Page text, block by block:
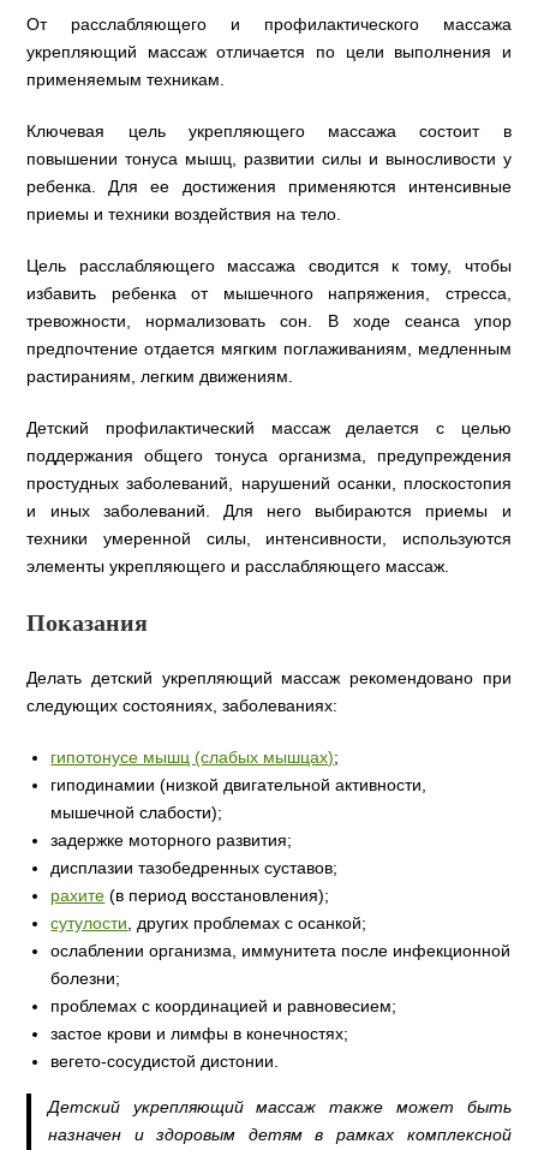
От расслабляющего и профилактического массажа
укрепляющий массаж отличается по цели выполнения и
применяемым техникам.
Ключевая цель укрепляющего массажа состоит в
повышении тонуса мышц, развитии силы и выносливости у
ребенка. Для ее достижения применяются интенсивные
приемы и техники воздействия на тело.
Цель расслабляющего массажа сводится к тому, чтобы
избавить ребенка от мышечного напряжения, стресса,
тревожности, нормализовать сон. В ходе сеанса упор
предпочтение отдается мягким поглаживаниям, медленным
растираниям, легким движениям.
Детский профилактический массаж делается с целью
поддержания общего тонуса организма, предупреждения
простудных заболеваний, нарушений осанки, плоскостопия
и иных заболеваний. Для него выбираются приемы и
техники умеренной силы, интенсивности, используются
элементы укрепляющего и расслабляющего массаж.
Показания
Делать детский укрепляющий массаж рекомендовано при
следующих состояниях, заболеваниях:
гипотонусе мышц (слабых мышцах);
гиподинамии (низкой двигательной активности,
мышечной слабости);
задержке моторного развития;
дисплазии тазобедренных суставов;
рахите (в период восстановления);
сутулости , других проблемах с осанкой;
ослаблении организма, иммунитета после инфекционной
болезни;
проблемах с координацией и равновесием;
застое крови и лимфы в конечностях;
вегето-сосудистой дистонии.
Детский укрепляющий массаж также может быть
назначен и здоровым детям в рамках комплексной